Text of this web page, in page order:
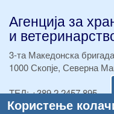
Користење
Агенција за
и
3-та Македонска
1000 Скопје, Северна
ТЕЛ:+389 2 2457 895
ТЕЛ:+389 2 2457 873